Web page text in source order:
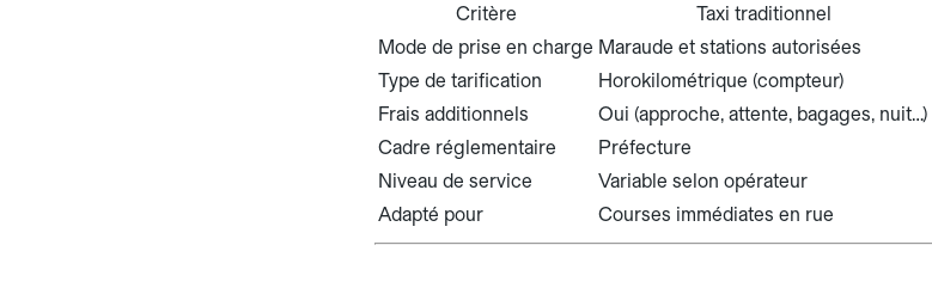
Critère Taxi traditionnel
Mode de prise en charge Maraude et stations autorisées
Type de tarification
Horokilométrique (compteur)
Frais additionnels
Oui (approche, attente, bagages, nuit…)
Cadre réglementaire
Préfecture
Niveau de service
Variable selon opérateur
Adapté pour
Courses immédiates en rue